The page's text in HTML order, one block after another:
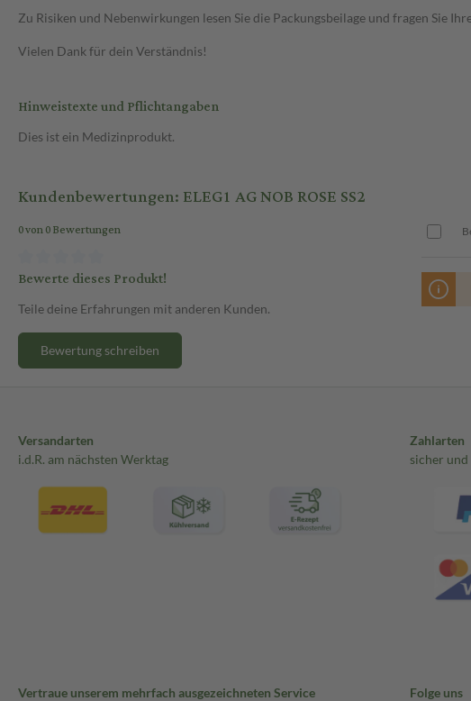
Zu Risiken und Nebenwirkungen lesen Sie die Packungsbeilage und fragen Sie
Vielen Dank für dein Verständnis!
Hinweistexte und Pflichtangaben
Dies ist ein Medizinprodukt.
Kundenbewertungen: ELEG1 AG NOB ROSE SS2
0 von 0 Bewertungen
Bewerte dieses Produkt!
Teile deine Erfahrungen mit anderen Kunden.
Bewertung schreiben
Versandarten
i.d.R. am nächsten Werktag
Zahlarten
sicher und
Vertraue unserem mehrfach ausgezeichneten Service Folge uns